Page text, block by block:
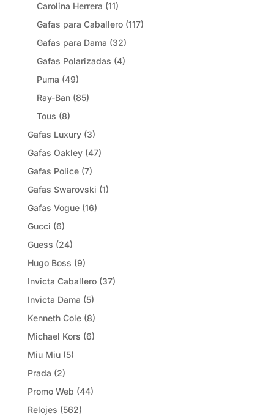
Carolina Herrera (11)
Gafas para Caballero (117)
Gafas para Dama (32)
Gafas Polarizadas (4)
Puma (49)
Ray-Ban (85)
Tous (8)
Gafas Luxury (3)
Gafas Oakley (47)
Gafas Police (7)
Gafas Swarovski (1)
Gafas Vogue (16)
Gucci (6)
Guess (24)
Hugo Boss (9)
Invicta Caballero (37)
Invicta Dama (5)
Kenneth Cole (8)
Michael Kors (6)
Miu Miu (5)
Prada (2)
Promo Web (44)
Relojes (562)